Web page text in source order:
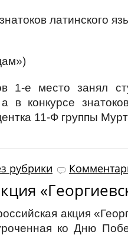
латинского
1-е место занял
в конкурсе
11-Ф группы
рубрики
акция
ко Дню